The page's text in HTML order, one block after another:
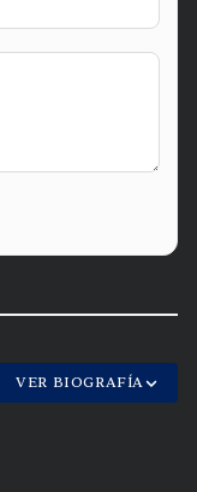
VER BIOGRAFÍA